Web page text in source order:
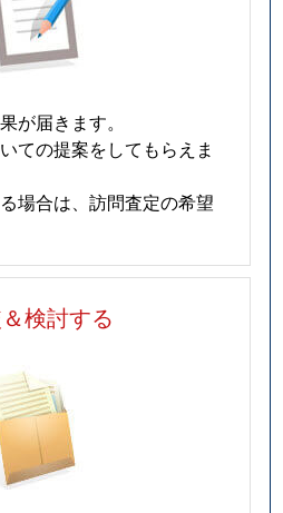
が届きます。
ての提案をしてもらえま
場合は、訪問査定の希望
検討する